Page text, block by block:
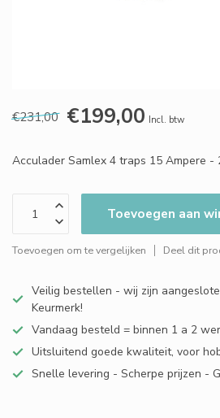
€231,00 €199,00 Incl. btw
Acculader Samlex 4 traps 15 Ampere -
Toevoegen aan
Toevoegen om te vergelijken Deel dit
Veilig bestellen - wij zijn
Keurmerk!
Vandaag besteld = binnen 1 a 2
Uitsluitend goede kwaliteit, voor
Snelle levering - Scherpe prijzen -